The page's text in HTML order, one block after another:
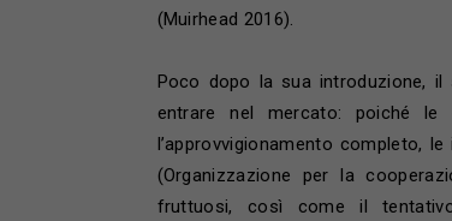
(Muirhead 2016).
Poco dopo la sua introduzione,
entrare nel mercato: poiché le
l’approvvigionamento completo,
(Organizzazione per la
fruttuosi, così come il